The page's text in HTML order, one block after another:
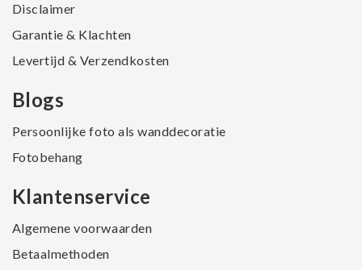
Disclaimer
Garantie & Klachten
Levertijd & Verzendkosten
Blogs
Persoonlijke foto als wanddecoratie
Fotobehang
Klantenservice
Algemene voorwaarden
Betaalmethoden